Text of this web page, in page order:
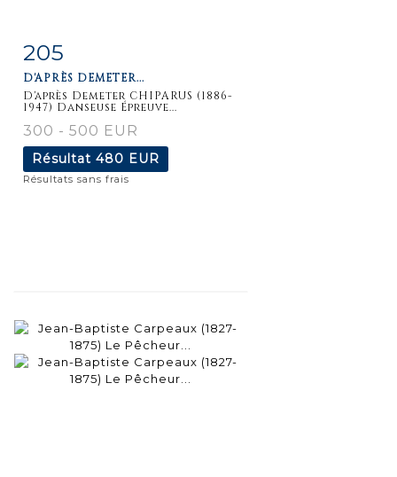
Fiche
détaillée
205
D'APRÈS DEMETER...
D'après Demeter CHIPARUS (1886-
1947) Danseuse Épreuve...
300 - 500 EUR
Résultat 480 EUR
Résultats sans frais